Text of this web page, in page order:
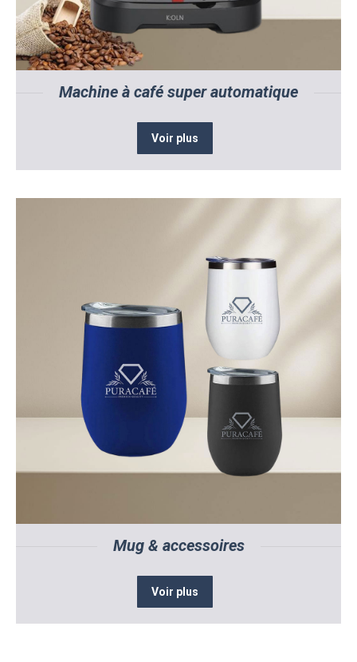
Machine à café super automatique
Voir plus
Mug & accessoires
Voir plus